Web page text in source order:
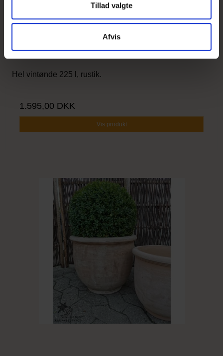
Tillad valgte
Afvis
Hel vintønde 225 l, rustik.
1.595,00 DKK
Vis produkt